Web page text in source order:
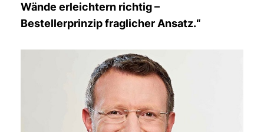
Wände erleichtern richtig –
Bestellerprinzip fraglicher Ansatz.“